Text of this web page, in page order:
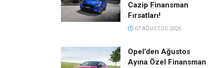
Cazip Finansman
Fırsatları!
07 AĞUSTOS 2026
Opel’den Ağustos
Ayına Özel Finansman